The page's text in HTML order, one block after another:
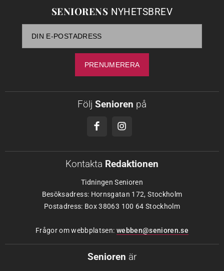
SENIORENS NYHETSBREV
Följ Senioren på
Kontakta Redaktionen
Tidningen Senioren
Besöksadress: Hornsgatan 172, Stockholm
Postadress: Box 38063 100 64 Stockholm
Frågor om webbplatsen: webben@senioren.se
Senioren är